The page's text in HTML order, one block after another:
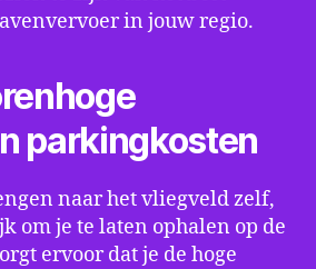
in jouw regio.
parkingkosten
naar het vliegveld zelf,
om je te laten ophalen op de
ervoor dat je de hoge